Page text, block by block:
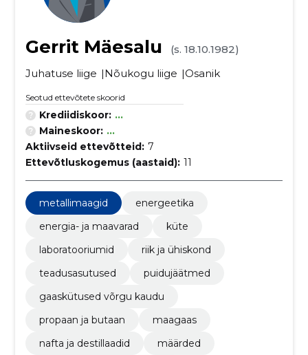
Gerrit Mäesalu
(s. 18.10.1982)
Juhatuse liige
Nõukogu liige Osanik
Seotud ettevõtete skoorid
Krediidiskoor: ...
Maineskoor: ...
Aktiivseid ettevõtteid: 7
Ettevõtluskogemus (aastaid): 11
metallimaagid
energeetika
energia- ja maavarad
küte
laboratooriumid
riik ja ühiskond
teadusasutused
puidujäätmed
gaaskütused võrgu kaudu
propaan ja butaan
maagaas
nafta ja destillaadid
määrded